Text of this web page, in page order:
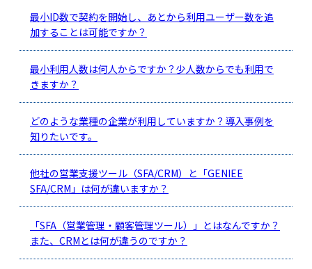
最小ID数で契約を開始し、あとから利用ユーザー数を追
加することは可能ですか？
最小利用人数は何人からですか？少人数からでも利用で
きますか？
どのような業種の企業が利用していますか？導入事例を
知りたいです。
他社の営業支援ツール（SFA/CRM）と「GENIEE
SFA/CRM」は何が違いますか？
「SFA（営業管理・顧客管理ツール）」とはなんですか？
また、CRMとは何が違うのですか？